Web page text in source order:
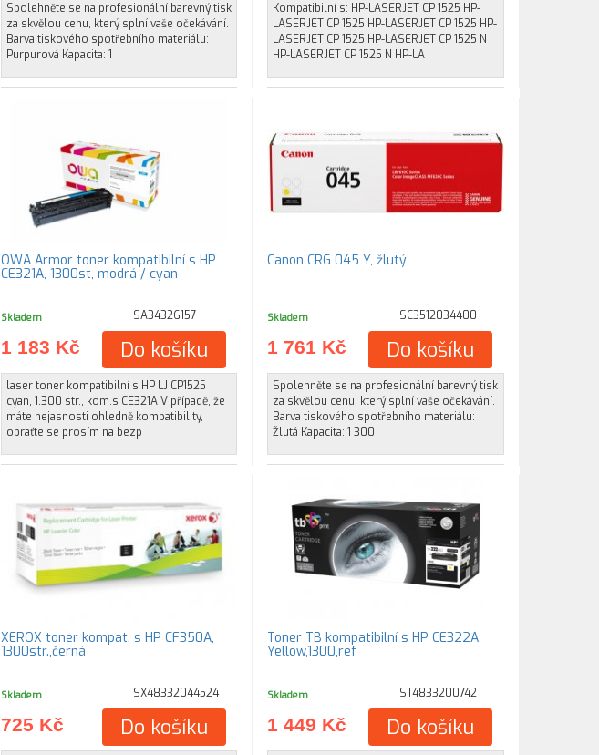
Spolehněte se na profesionální barevný tisk
za skvělou cenu, který splní vaše očekávání.
Barva tiskového spotřebního materiálu:
Purpurová Kapacita: 1
Kompatibilní s: HP-LASERJET CP 1525 HP-
LASERJET CP 1525 HP-LASERJET CP 1525 HP-
LASERJET CP 1525 HP-LASERJET CP 1525 N
HP-LASERJET CP 1525 N HP-LA
OWA Armor toner kompatibilní s HP
CE321A, 1300st, modrá / cyan
Skladem SA34326157
1 183 Kč Do košíku
laser toner kompatibilní s HP LJ CP1525
cyan, 1.300 str., kom.s CE321A V případě, že
máte nejasnosti ohledně kompatibility,
obraťte se prosím na bezp
Canon CRG 045 Y, žlutý
Skladem SC3512034400
1 761 Kč Do košíku
Spolehněte se na profesionální barevný tisk
za skvělou cenu, který splní vaše očekávání.
Barva tiskového spotřebního materiálu:
Žlutá Kapacita: 1 300
XEROX toner kompat. s HP CF350A,
1300str.,černá
Skladem SX48332044524
725 Kč Do košíku
Toner TB kompatibilní s HP CE322A
Yellow,1300,ref
Skladem ST4833200742
1 449 Kč Do košíku